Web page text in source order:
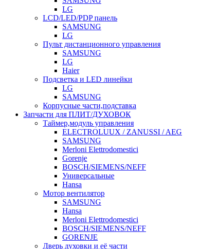
LG
LCD/LED/PDP панель
SAMSUNG
LG
Пульт дистанционного управления
SAMSUNG
LG
Haier
Подсветка и LED линейки
LG
SAMSUNG
Корпусные части,подставка
Запчасти для ПЛИТ/ДУХОВОК
Таймер,модуль управления
ELECTROLUUX / ZANUSSI / AEG
SAMSUNG
Merloni Elettrodomestici
Gorenje
BOSCH/SIEMENS/NEFF
Универсальные
Hansa
Мотор вентилятор
SAMSUNG
Hansa
Merloni Elettrodomestici
BOSCH/SIEMENS/NEFF
GORENJE
Дверь духовки и её части